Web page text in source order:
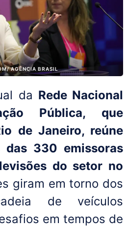
AGÊNCIA BRASIL
da Rede Nacional
Pública, que
de Janeiro, reúne
das 330 emissoras
do setor no
giram em torno dos
de veículos
em tempos de